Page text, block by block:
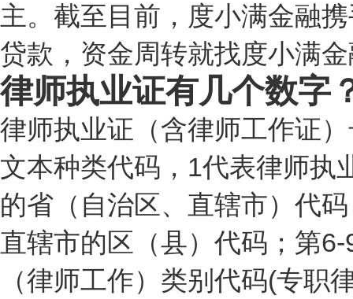
主。截至目前，度小满金融
贷款，资金周转就找度小满
律师执业证有几个数字
律师执业证（含律师工作证
文本种类代码，1代表律师执
的省（自治区、直辖市）代
直辖市的区（县）代码；第
（律师工作）类别代码(专